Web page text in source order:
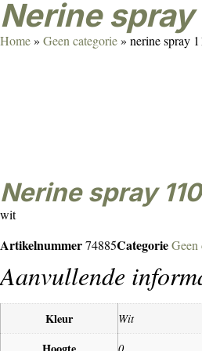
nerine
Home» Geen categorie» nerine spray
nerine spray
wit
Artikelnummer74885CategorieGeen
Aanvullende
Kleur Wit